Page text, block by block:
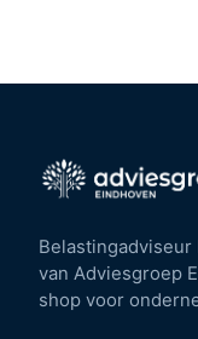
van Adviesgroep
shop voor